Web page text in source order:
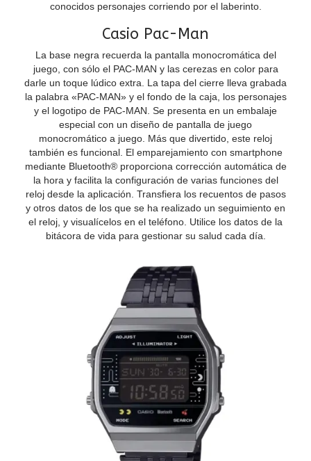
conocidos personajes corriendo por el laberinto.
Casio Pac-Man
La base negra recuerda la pantalla monocromática del
juego, con sólo el PAC-MAN y las cerezas en color para
darle un toque lúdico extra. La tapa del cierre lleva grabada
la palabra «PAC-MAN» y el fondo de la caja, los personajes
y el logotipo de PAC-MAN. Se presenta en un embalaje
especial con un diseño de pantalla de juego
monocromático a juego. Más que divertido, este reloj
también es funcional. El emparejamiento con smartphone
mediante Bluetooth® proporciona corrección automática de
la hora y facilita la configuración de varias funciones del
reloj desde la aplicación. Transfiera los recuentos de pasos
y otros datos de los que se ha realizado un seguimiento en
el reloj, y visualícelos en el teléfono. Utilice los datos de la
bitácora de vida para gestionar su salud cada día.